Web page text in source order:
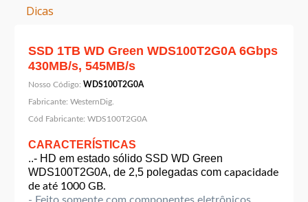
Dicas
SSD 1TB WD Green WDS100T2G0A 6Gbps
430MB/s, 545MB/s
Nosso Código: WDS100T2G0A
Fabricante: WesternDig.
Cód Fabricante: WDS100T2G0A
CARACTERÍSTICAS
..- HD em estado sólido SSD WD Green
WDS100T2G0A, de 2,5 polegadas com capacidade
de até 1000 GB.